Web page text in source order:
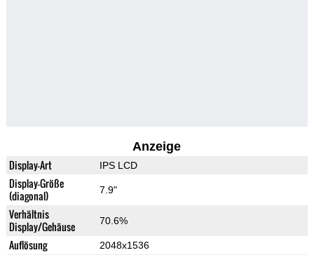
Anzeige
Display-Art IPS LCD
Display-Größe
(diagonal)
7.9"
Verhältnis
Display/Gehäuse
70.6%
Auflösung 2048x1536